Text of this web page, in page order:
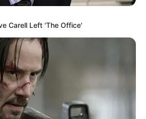
de estudio y familiares de Juliana.
la Universidad expresó su
de la jóven y extendió una
“amigoniana” unirse en una
a todos.
Carell Left 'The Office'